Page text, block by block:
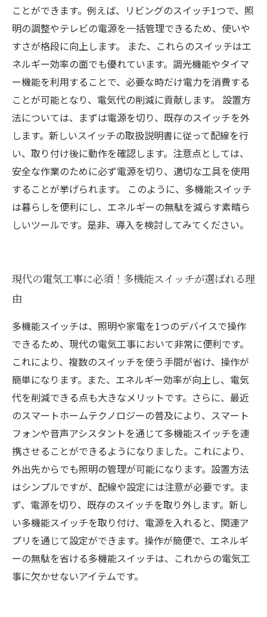
未来の暮らしを支える多機能スイッチ。あなた
の生活に取り入れる方法
ことができます。例えば、リビングのスイッチ1つで、照
明の調整やテレビの電源を一括管理できるため、使いや
すさが格段に向上します。 また、これらのスイッチはエ
ネルギー効率の面でも優れています。調光機能やタイマ
ー機能を利用することで、必要な時だけ電力を消費する
ことが可能となり、電気代の削減に貢献します。 設置方
法については、まずは電源を切り、既存のスイッチを外
します。新しいスイッチの取扱説明書に従って配線を行
い、取り付け後に動作を確認します。注意点としては、
安全な作業のために必ず電源を切り、適切な工具を使用
することが挙げられます。 このように、多機能スイッチ
は暮らしを便利にし、エネルギーの無駄を減らす素晴ら
しいツールです。是非、導入を検討してみてください。
現代の電気工事に必須！多機能スイッチが選ばれる理
由
多機能スイッチは、照明や家電を1つのデバイスで操作
できるため、現代の電気工事において非常に便利です。
これにより、複数のスイッチを使う手間が省け、操作が
簡単になります。また、エネルギー効率が向上し、電気
代を削減できる点も大きなメリットです。さらに、最近
のスマートホームテクノロジーの普及により、スマート
フォンや音声アシスタントを通じて多機能スイッチを連
携させることができるようになりました。これにより、
外出先からでも照明の管理が可能になります。設置方法
はシンプルですが、配線や設定には注意が必要です。ま
ず、電源を切り、既存のスイッチを取り外します。新し
い多機能スイッチを取り付け、電源を入れると、関連ア
プリを通じて設定ができます。操作が簡便で、エネルギ
ーの無駄を省ける多機能スイッチは、これからの電気工
事に欠かせないアイテムです。